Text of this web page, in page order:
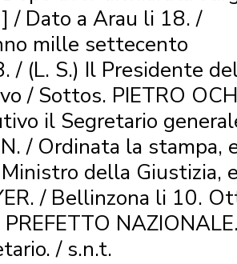
/ Dato a Arau li 18. /
mille settecento
/ (L. S.) Il Presidente
/ Sottos. PIETRO
il Segretario
/ Ordinata la stampa,
della Giustizia,
/ Bellinzona li 10.
/ s.n.t.